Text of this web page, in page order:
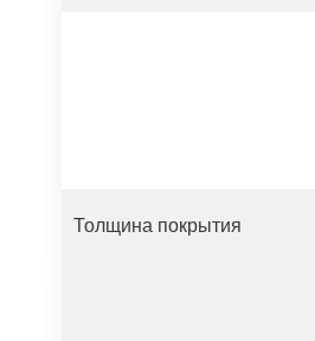
Толщина покрытия